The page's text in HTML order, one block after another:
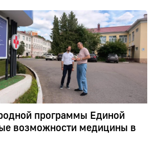
программы Единой
возможности медицины в